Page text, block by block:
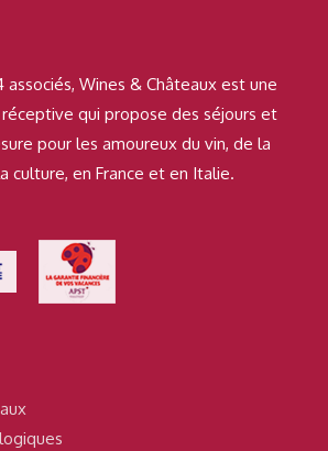
associés, Wines & Châteaux est une
qui propose des séjours et
pour les amoureux du vin, de la
culture, en France et en Italie.